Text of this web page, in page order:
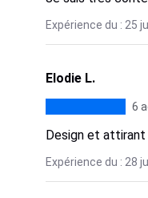
Expérience du : 25
Elodie L.
6
Design et attirant
Expérience du : 28